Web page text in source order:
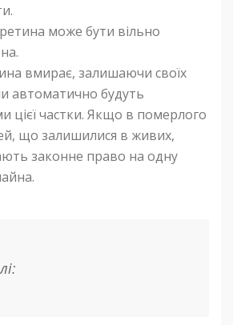
може бути вільно
вмирає, залишаючи своїх
автоматично будуть
цієї частки. Якщо в померлого
що залишилися в живих,
законне право на одну